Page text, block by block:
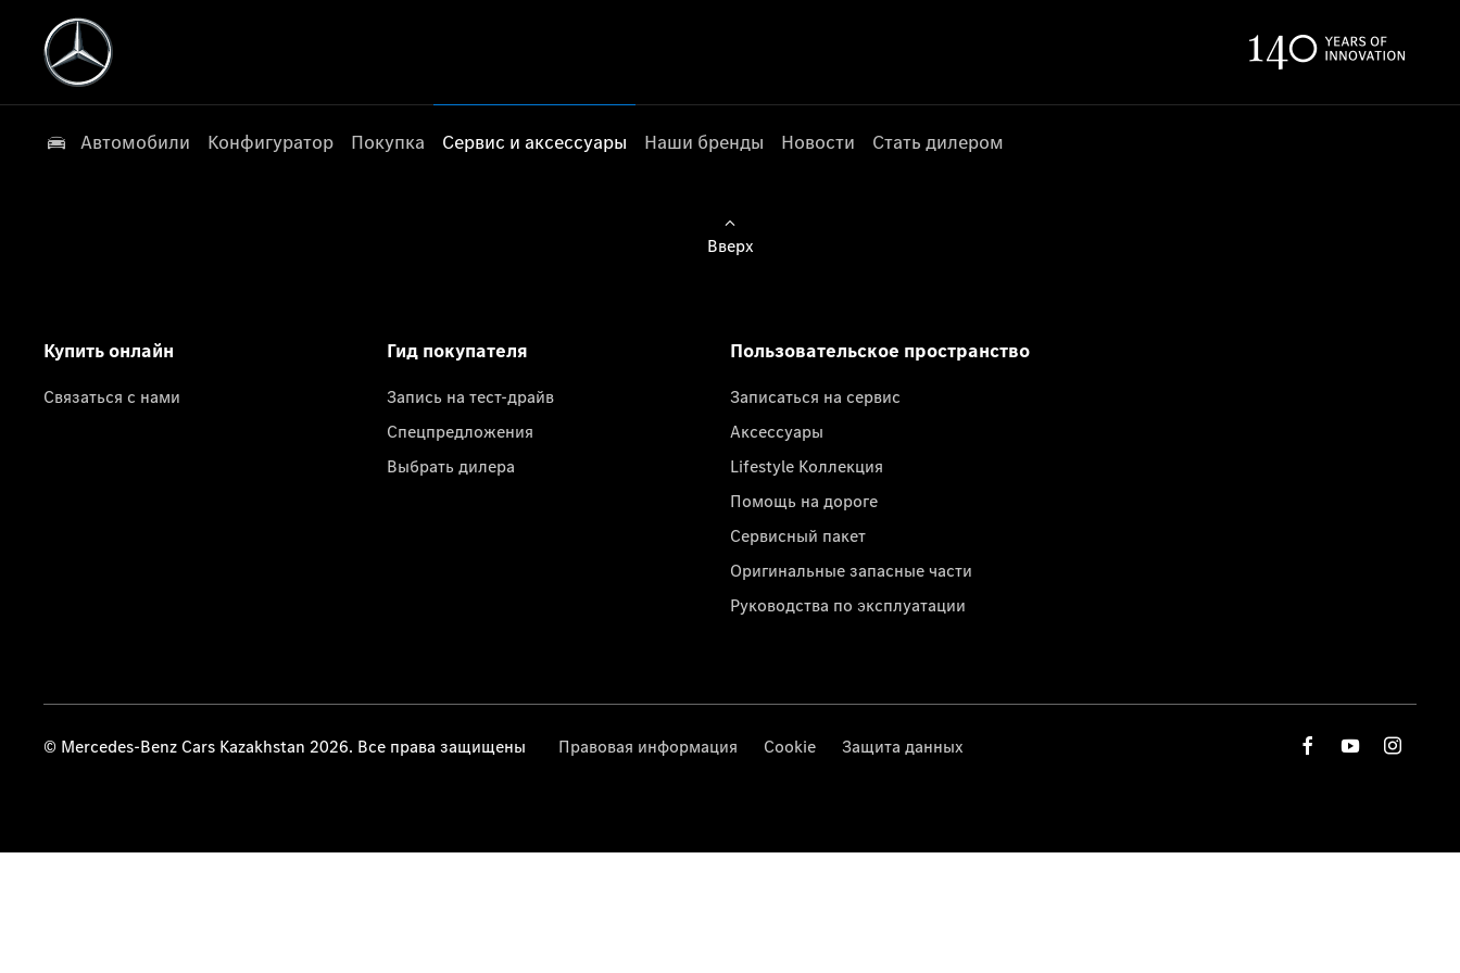
Автомобили Конфигуратор Покупка Сервис и аксессуары Наши бренды Новости Стать дилером
Вверх
Купить онлайн
Связаться с нами
Гид покупателя
Запись на тест-драйв
Спецпредложения
Выбрать дилера
Пользовательское пространство
Записаться на сервис
Аксессуары
Lifestyle Коллекция
Помощь на дороге
Сервисный пакет
Оригинальные запасные части
Руководства по эксплуатации
© Mercedes-Benz Cars Kazakhstan 2026. Все права защищены Правовая информация Cookie Защита данных